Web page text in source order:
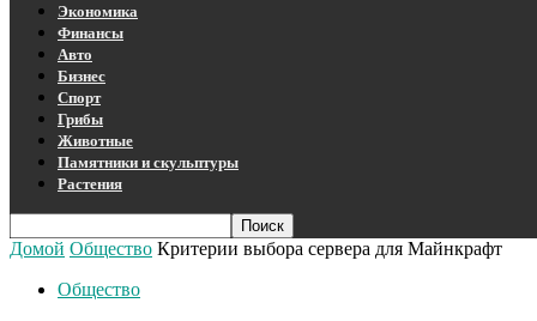
Экономика
Финансы
Авто
Бизнес
Спорт
Грибы
Животные
Памятники и скульптуры
Растения
Домой Общество Критерии выбора сервера для Майнкрафт
Общество